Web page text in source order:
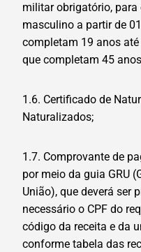
militar obrigatório, para
masculino a partir de
completam 19 anos
que completam 45
1.6. Certificado de
Naturalizados;
1.7. Comprovante de
por meio da guia GRU
União), que deverá ser
necessário o CPF do
código da receita e da
conforme tabela das